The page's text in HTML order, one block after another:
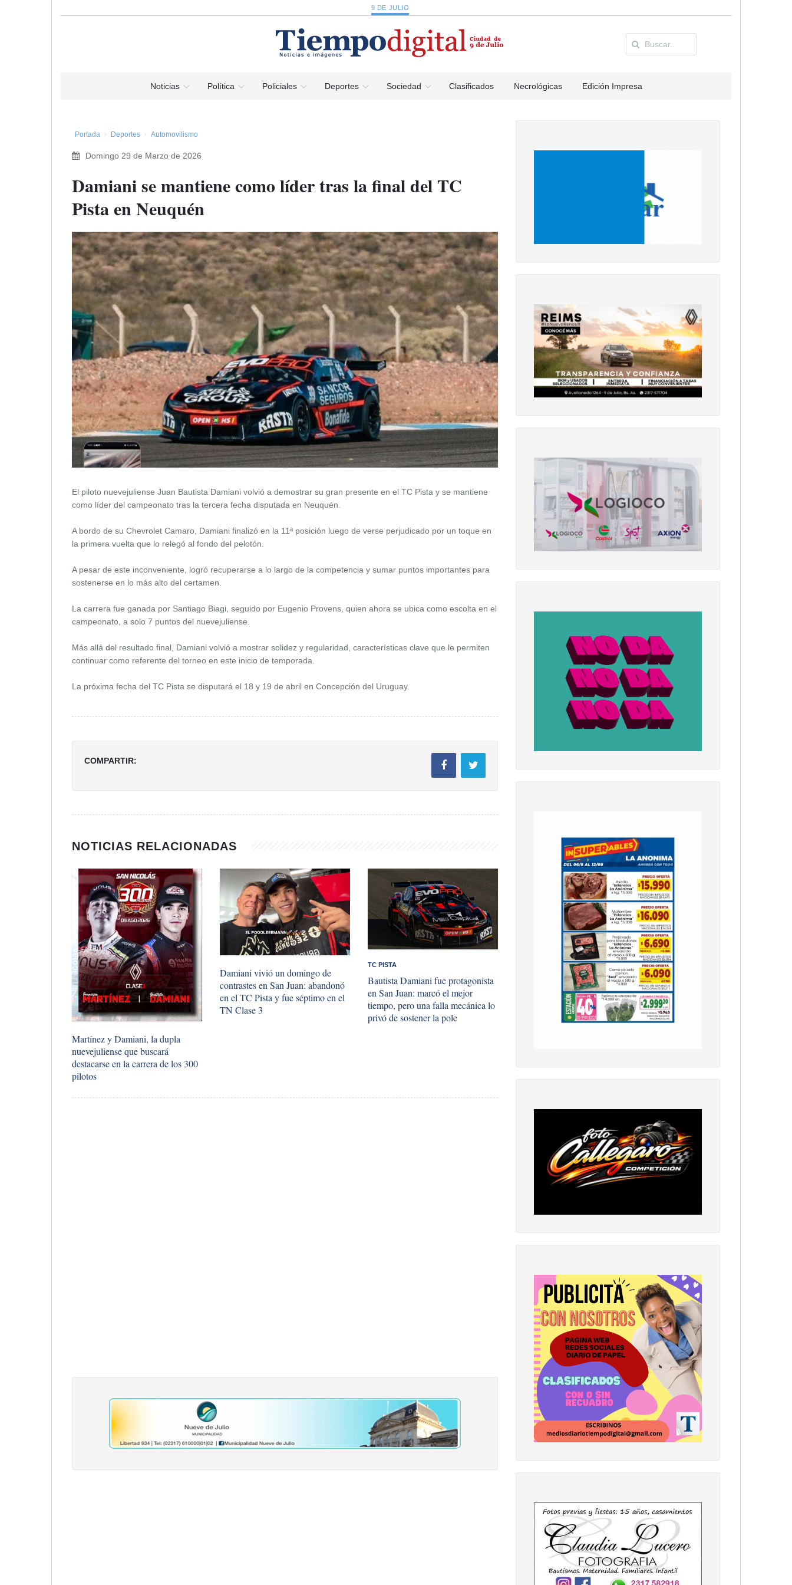
9 DE JULIO
Noticias Política Policiales Deportes Sociedad Clasificados Necrológicas Edición Impresa
Portada Deportes Automovilismo
Domingo 29 de Marzo de 2026
Damiani se mantiene como líder tras la final del TC
Pista en Neuquén
El piloto nuevejuliense Juan Bautista Damiani volvió a demostrar su gran presente en el TC Pista y se mantiene
como líder del campeonato tras la tercera fecha disputada en Neuquén.
A bordo de su Chevrolet Camaro, Damiani finalizó en la 11ª posición luego de verse perjudicado por un toque en
la primera vuelta que lo relegó al fondo del pelotón.
A pesar de este inconveniente, logró recuperarse a lo largo de la competencia y sumar puntos importantes para
sostenerse en lo más alto del certamen.
La carrera fue ganada por Santiago Biagi, seguido por Eugenio Provens, quien ahora se ubica como escolta en el
campeonato, a solo 7 puntos del nuevejuliense.
Más allá del resultado final, Damiani volvió a mostrar solidez y regularidad, características clave que le permiten
continuar como referente del torneo en este inicio de temporada.
La próxima fecha del TC Pista se disputará el 18 y 19 de abril en Concepción del Uruguay.
COMPARTIR:
NOTICIAS RELACIONADAS
Martínez y Damiani, la dupla
nuevejuliense que buscará
destacarse en la carrera de los 300
pilotos
Damiani vivió un domingo de
contrastes en San Juan: abandonó
en el TC Pista y fue séptimo en el
TN Clase 3
TC PISTA
Bautista Damiani fue protagonista
en San Juan: marcó el mejor
tiempo, pero una falla mecánica lo
privó de sostener la pole